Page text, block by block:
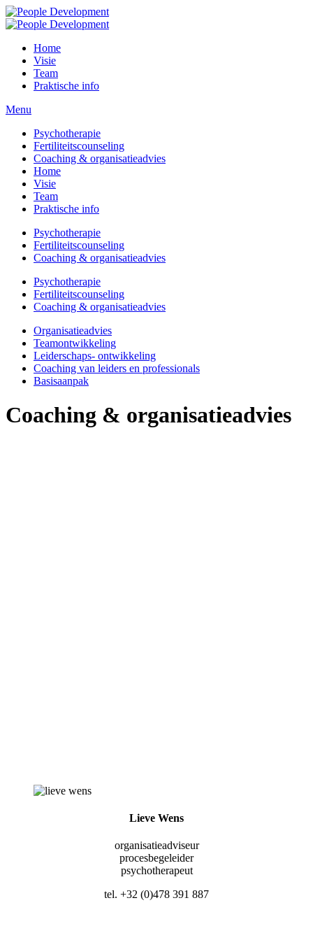
Home
Visie
Team
Praktische info
Menu
Psychotherapie
Fertiliteitscounseling
Coaching & organisatieadvies
Home
Visie
Team
Praktische info
Psychotherapie
Fertiliteitscounseling
Coaching & organisatieadvies
Psychotherapie
Fertiliteitscounseling
Coaching & organisatieadvies
Organisatieadvies
Teamontwikkeling
Leiderschaps- ontwikkeling
Coaching van leiders en professionals
Basisaanpak
Coaching & organisatieadvies
Lieve Wens
organisatieadviseur
procesbegeleider
psychotherapeut
tel. +32 (0)478 391 887